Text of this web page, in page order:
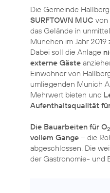
Die Gemeinde
SURFTOWN MUC von
das Gelände in
München im Jahr
Dabei soll die Anlage
externe Gäste
Einwohner von
umliegenden Munich
Mehrwert bieten und
Aufenthaltsqualität
Die Bauarbeiten für O2
vollem Gange – die
abgeschlossen. Die
der Gastronomie- und